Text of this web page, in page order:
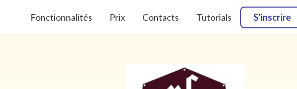
Fonctionnalités Prix Contacts Tutorials S'inscrire